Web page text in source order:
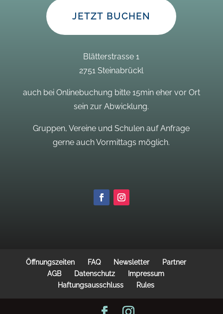
JETZT BUCHEN
Blätterstrasse 1
2751 Steinabrückl
auch bei Onlinebuchung bitte 15min eher vor Ort
sein zur Abwicklung.
Gruppen, Vereine und Schulen auf Anfrage
gerne auch Vormittags möglich.
Öffnungszeiten FAQ Newsletter
Partner
AGB
Datenschutz
Impressum
Haftungsausschluss
Rules